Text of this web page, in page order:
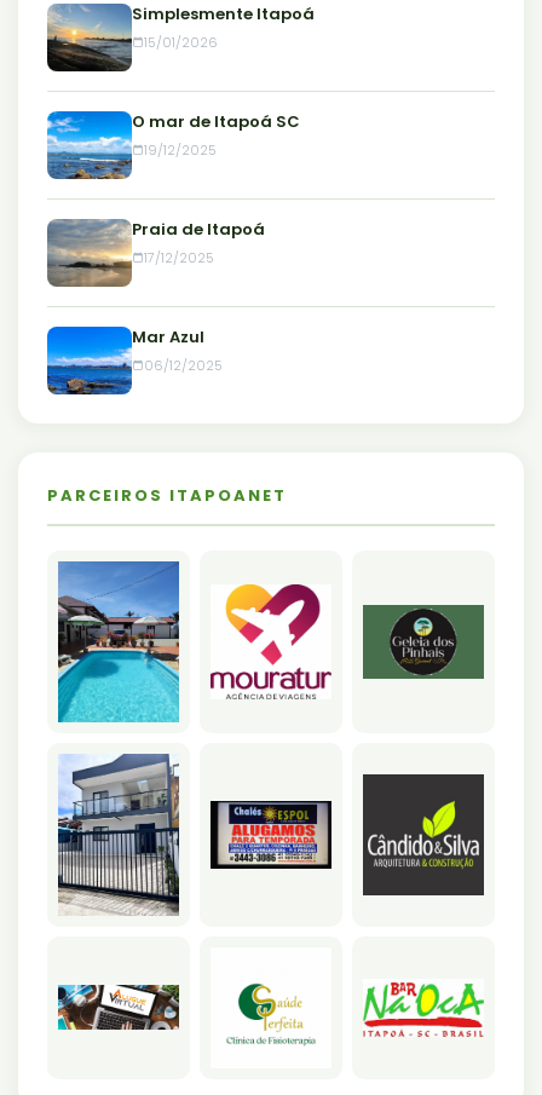
Simplesmente Itapoá
15/01/2026
O mar de Itapoá SC
19/12/2025
Praia de Itapoá
17/12/2025
Mar Azul
06/12/2025
PARCEIROS ITAPOANET